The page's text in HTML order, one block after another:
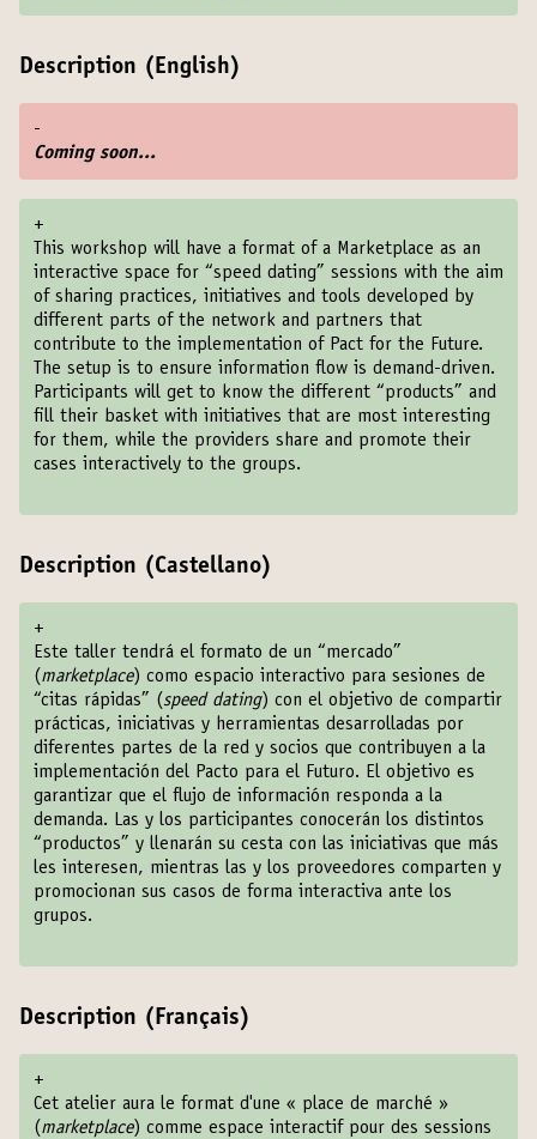
Description (English)
-
Coming soon...
+
This workshop will have a format of a Marketplace as an
interactive space for “speed dating” sessions with the aim
of sharing practices, initiatives and tools developed by
different parts of the network and partners that
contribute to the implementation of Pact for the Future.
The setup is to ensure information flow is demand-driven.
Participants will get to know the different “products” and
fill their basket with initiatives that are most interesting
for them, while the providers share and promote their
cases interactively to the groups.
Description (Castellano)
+
Este taller tendrá el formato de un “mercado”
(marketplace) como espacio interactivo para sesiones de
“citas rápidas” (speed dating) con el objetivo de compartir
prácticas, iniciativas y herramientas desarrolladas por
diferentes partes de la red y socios que contribuyen a la
implementación del Pacto para el Futuro. El objetivo es
garantizar que el flujo de información responda a la
demanda. Las y los participantes conocerán los distintos
“productos” y llenarán su cesta con las iniciativas que más
les interesen, mientras las y los proveedores comparten y
promocionan sus casos de forma interactiva ante los
grupos.
Description (Français)
+
Cet atelier aura le format d'une « place de marché »
(marketplace) comme espace interactif pour des sessions